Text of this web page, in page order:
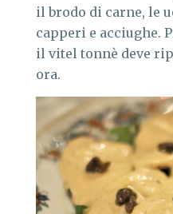
il brodo di carne, le
capperi e acciughe.
il vitel tonnè deve
ora.